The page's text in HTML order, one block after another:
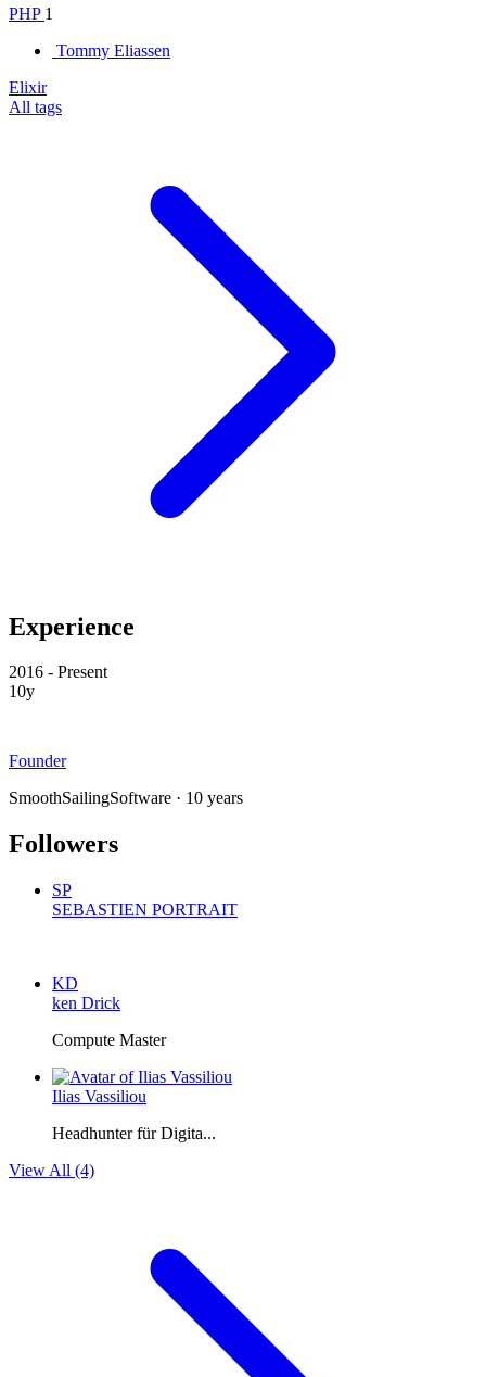
PHP 1
Tommy Eliassen
Elixir
All tags
Experience
2016 - Present
10y
Founder
SmoothSailingSoftware · 10 years
Followers
SP
SEBASTIEN PORTRAIT
KD
ken Drick
Compute Master
Ilias Vassiliou
Headhunter für Digita...
View All (4)